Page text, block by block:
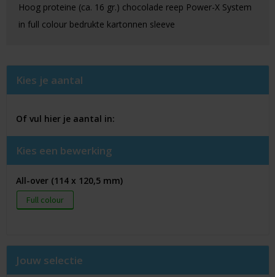
Hoog proteine (ca. 16 gr.) chocolade reep Power-X System
in full colour bedrukte kartonnen sleeve
Kies je aantal
Of vul hier je aantal in:
Kies een bewerking
All-over (114 x 120,5 mm)
Full colour
Jouw selectie